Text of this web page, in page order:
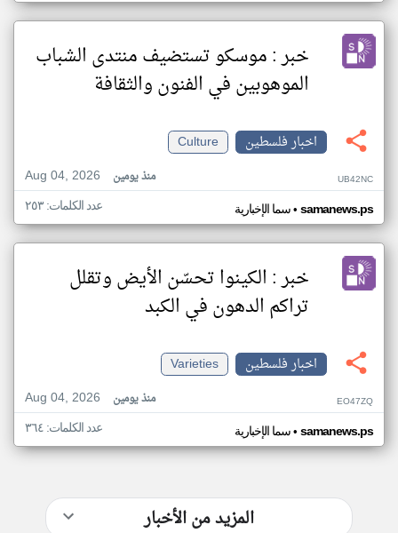
خبر : موسكو تستضيف منتدى الشباب
الموهوبين في الفنون والثقافة
اخبار فلسطين
Culture
Aug 04, 2026
منذ يومين UB42NC
سما الإخبارية• samanews.ps عدد الكلمات: ٢٥٣
خبر : الكينوا تحسّن الأيض وتقلل
تراكم الدهون في الكبد
اخبار فلسطين
Varieties
Aug 04, 2026
منذ يومين EO47ZQ
سما الإخبارية• samanews.ps عدد الكلمات: ٣٦٤
المزيد من الأخبار